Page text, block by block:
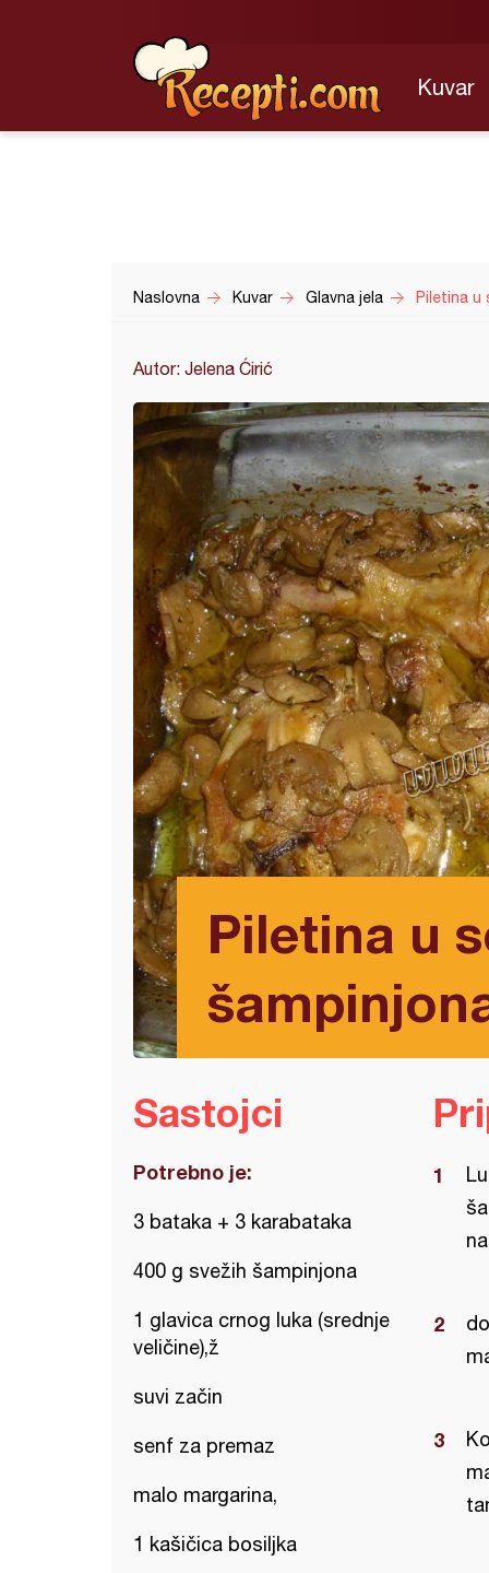
Kuvar
Naslovna Kuvar Glavna jela Piletina u
Autor: Jelena Ćirić
Piletina u
Sastojci
Potrebno je:
3 bataka + 3 karabataka
400 g svežih šampinjona
1 glavica crnog luka (srednje
veličine),ž
suvi začin
senf za premaz
malo margarina,
1 kašičica bosiljka